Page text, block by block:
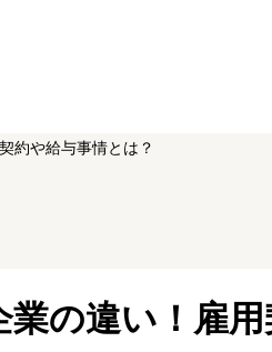
約や給与事情とは？
の違い！雇